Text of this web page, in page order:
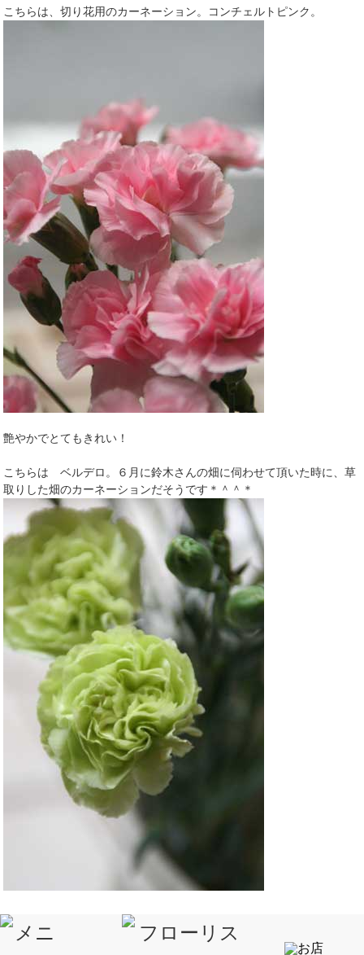
こちらは、切り花用のカーネーション。コンチェルトピンク。
艶やかでとてもきれい！
こちらは ベルデロ。６月に鈴木さんの畑に伺わせて頂いた時に、草
取りした畑のカーネーションだそうです＊＾＾＊
これらのカーネーション、３週間は日持ちするそうで、とても、楽し